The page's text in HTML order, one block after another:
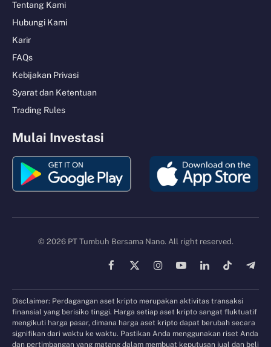
Tentang Kami
Hubungi Kami
Karir
FAQs
Kebijakan Privasi
Syarat dan Ketentuan
Trading Rules
Mulai Investasi
© 2026 PT Tumbuh Bersama Nano. All right reserved.
Facebook
X
InstagramYouTubeLinkedInTikTok
Disclaimer: Perdagangan aset kripto merupakan aktivitas transaksi
finansial yang berisiko tinggi. Harga setiap aset kripto sangat fluktuatif
mengikuti harga pasar, dimana harga aset kripto dapat berubah secara
signifikan dari waktu ke waktu. Pastikan Anda menggunakan riset Anda
dan pertimbangan yang matang dalam membuat keputusan jual dan beli